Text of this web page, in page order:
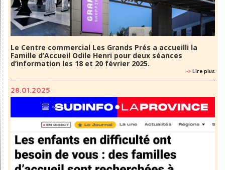
Le Centre commercial Les Grands Prés a accueilli la
Famille d’Accueil Odile Henri pour deux séances
d’information les 18 et 20 février 2025.
-> Lire plus
28.01.2025